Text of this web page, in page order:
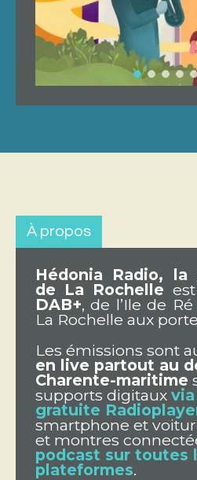
À propos
Hédonia Radio, la
de La Rochelle est
DAB+, de l’Ile de
La Rochelle aux
Les émissions sont
en live partout au
Charente-maritime
supports digitaux via
gratuite
smartphone et
et montres
podcast sur toutes
plateformes.